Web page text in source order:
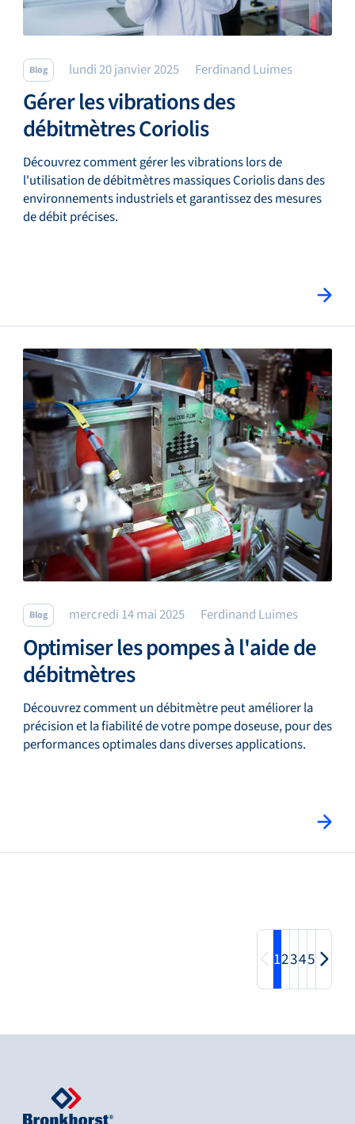
Blog lundi 20 janvier 2025 Ferdinand Luimes
Gérer les vibrations des
débitmètres Coriolis
Découvrez comment gérer les vibrations lors de
l'utilisation de débitmètres massiques Coriolis dans des
environnements industriels et garantissez des mesures
de débit précises.
Blog mercredi 14 mai 2025 Ferdinand Luimes
Optimiser les pompes à l'aide de
débitmètres
Découvrez comment un débitmètre peut améliorer la
précision et la fiabilité de votre pompe doseuse, pour des
performances optimales dans diverses applications.
12345